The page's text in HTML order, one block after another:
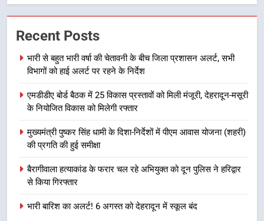
7
उत्तराखण्ड
सड़क सुरक्षा पर डीएम का सख्त एक्शन,
ब्लैक स्पॉट होंगे सुरक्षित, हर माह होगी
प्रगति समीक्षा
उत्तराखण्ड
भारी से बहुत भारी वर्षा की चेतावनी के बीच
अलर्ट पर रहने के निर्देश
उत्तराखण्ड
Recent Posts
भारी से बहुत भारी वर्षा की चेतावनी के बीच जिला प्रशासन अलर्ट, सभी
विभागों को हाई अलर्ट पर रहने के निर्देश
एमडीडीए बोर्ड बैठक में 25 विकास प्रस्तावों को मिली मंजूरी, देहरादून-मसूरी
के नियोजित विकास को मिलेगी रफ्तार
मुख्यमंत्री पुष्कर सिंह धामी के दिशा-निर्देशों में पीएम आवास योजना (शहरी)
की प्रगति की हुई समीक्षा
बैरागीवाला हत्याकांड के फरार चल रहे अभियुक्त को दून पुलिस ने हरिद्वार
से किया गिरफ्तार
भारी बारिश का अलर्ट! 6 अगस्त को देहरादून में स्कूल बंद